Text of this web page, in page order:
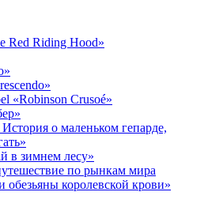
Red Riding Hood»
«Robinson Crusoé»
о маленьком гепарде,
в зимнем лесу»
по рынкам мира
королевской крови»